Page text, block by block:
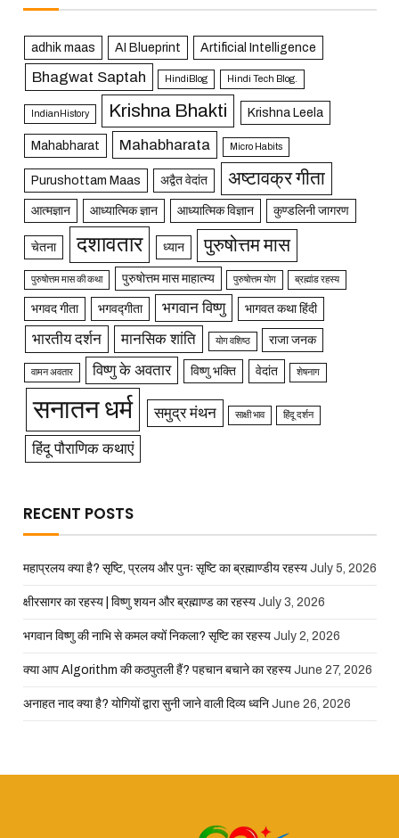
adhik maas AI Blueprint Artificial Intelligence
Bhagwat Saptah HindiBlog Hindi Tech Blog.
IndianHistory Krishna Bhakti Krishna Leela
Mahabharat Mahabharata Micro Habits
Purushottam Maas अद्वैत वेदांत अष्टावक्र गीता
आत्मज्ञान आध्यात्मिक ज्ञान आध्यात्मिक विज्ञान कुण्डलिनी जागरण
चेतना दशावतार ध्यान पुरुषोत्तम मास
पुरुषोत्तम मास की कथा पुरुषोत्तम मास माहात्म्य पुरुषोत्तम योग ब्रह्मांड रहस्य
भगवद गीता भगवद्गीता भगवान विष्णु भागवत कथा हिंदी
भारतीय दर्शन मानसिक शांति योग वशिष्ठ राजा जनक
वामन अवतार विष्णु के अवतार विष्णु भक्ति वेदांत शेषनाग
सनातन धर्म समुद्र मंथन साक्षी भाव हिंदू दर्शन
हिंदू पौराणिक कथाएं
RECENT POSTS
महाप्रलय क्या है? सृष्टि, प्रलय और पुनः सृष्टि का ब्रह्माण्डीय रहस्य July 5, 2026
क्षीरसागर का रहस्य | विष्णु शयन और ब्रह्माण्ड का रहस्य July 3, 2026
भगवान विष्णु की नाभि से कमल क्यों निकला? सृष्टि का रहस्य July 2, 2026
क्या आप Algorithm की कठपुतली हैं? पहचान बचाने का रहस्य June 27, 2026
अनाहत नाद क्या है? योगियों द्वारा सुनी जाने वाली दिव्य ध्वनि June 26, 2026